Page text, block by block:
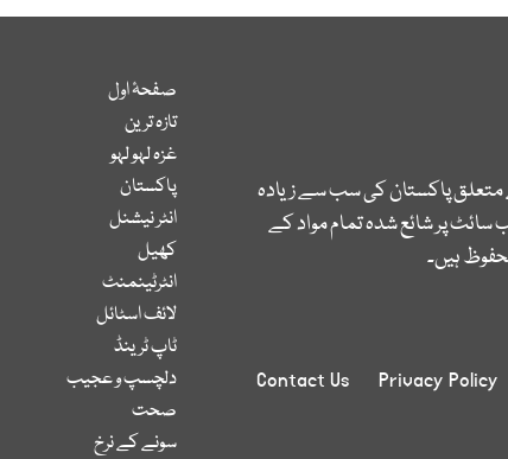
متعلق پاکستان کی سب سے زیادہ
پر شائع شدہ تمام مواد کے
ہیں۔
Privacy Policy
Contact Us
صفحۂ اول
تازہ ترین
غزہ لہو لہو
پاکستان
انٹر نیشنل
کھیل
انٹرٹینمنٹ
لائف اسٹائل
ٹاپ ٹرینڈ
دلچسپ و عجیب
صحت
سونے کے نرخ